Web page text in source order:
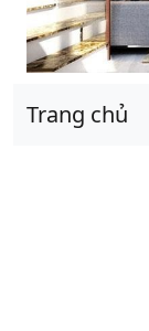
Trang chủ